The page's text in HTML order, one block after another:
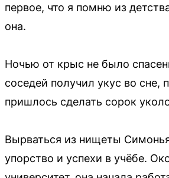
первое, что я помню из
она.
Ночью от крыс не было
соседей получил укус во сне,
пришлось сделать сорок
Вырваться из нищеты
упорство и успехи в учёбе.